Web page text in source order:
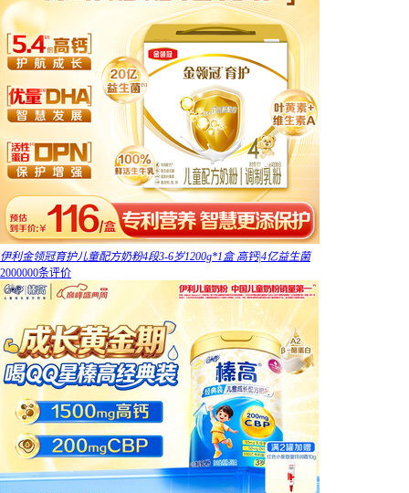
伊利金领冠育护儿童配方奶粉4段3-6岁1200g*1盒 高钙|4亿益生菌
2000000条评价